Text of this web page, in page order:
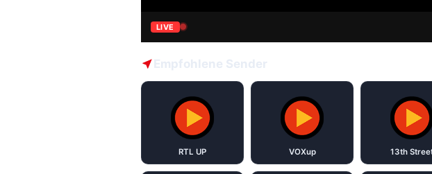
LIVE
RTL UP VOXup 13th